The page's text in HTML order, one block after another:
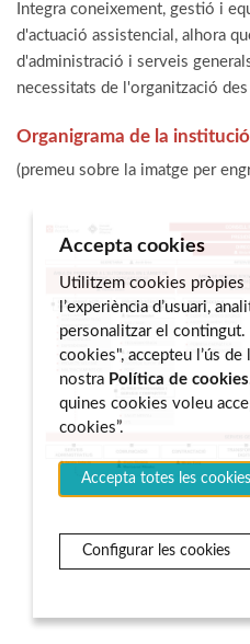
Integra coneixement, gestió i
d'actuació assistencial, alhora
d'administració i serveis
necessitats de l'organització
Organigrama de la institució
(premeu sobre la imatge per
Accepta cookies
Utilitzem cookies pròpies
l’experiència d’usuari,
personalitzar el contingut.
cookies", accepteu l’ús
nostra Política de cookies
quines cookies voleu
cookies”.
Accepta totes les cookies
Configurar les cookies